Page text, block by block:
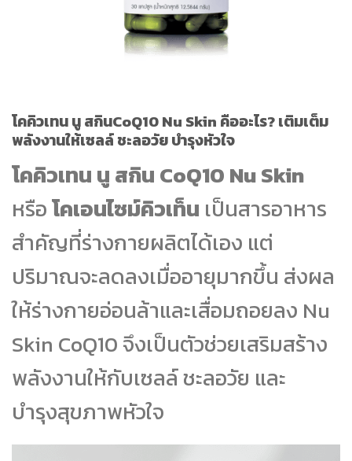
โคคิวเทน นู สกินCoQ10 Nu Skin คืออะไร? เติมเต็ม
พลังงานให้เซลล์ ชะลอวัย บำรุงหัวใจ
โคคิวเทน นู สกิน CoQ10 Nu Skin
หรือโคเอนไซม์คิวเท็น เป็นสารอาหาร
สำคัญที่ร่างกายผลิตได้เอง แต่
ปริมาณจะลดลงเมื่ออายุมากขึ้น ส่งผล
ให้ร่างกายอ่อนล้าและเสื่อมถอยลง Nu
Skin CoQ10 จึงเป็นตัวช่วยเสริมสร้าง
พลังงานให้กับเซลล์ ชะลอวัย และ
บำรุงสุขภาพหัวใจ